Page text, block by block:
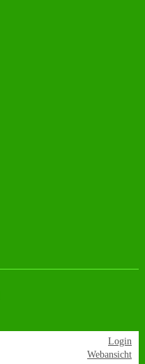
Login
Webansicht